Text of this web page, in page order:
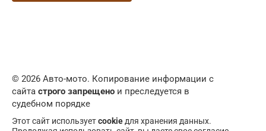
© 2026 Авто-мото. Копирование информации с
сайта строго запрещено и преследуется в
судебном порядке
Этот сайт используетcookie для хранения данных.